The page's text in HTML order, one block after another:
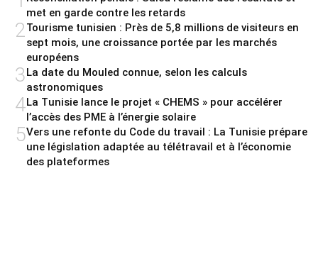
met en garde contre les retards
2Tourisme tunisien : Près de 5,8 millions de visiteurs en
sept mois, une croissance portée par les marchés
européens
3 La date du Mouled connue, selon les calculs
astronomiques
4La Tunisie lance le projet « CHEMS » pour accélérer
l’accès des PME à l’énergie solaire
5Vers une refonte du Code du travail : La Tunisie prépare
une législation adaptée au télétravail et à l’économie
des plateformes